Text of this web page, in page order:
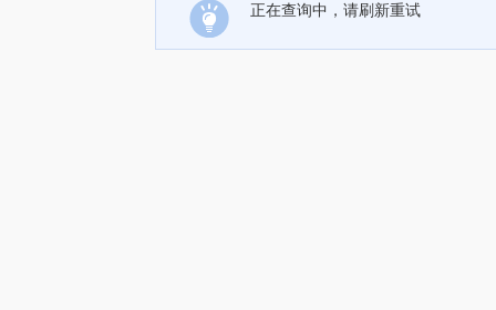
正在查询中，请刷新重试